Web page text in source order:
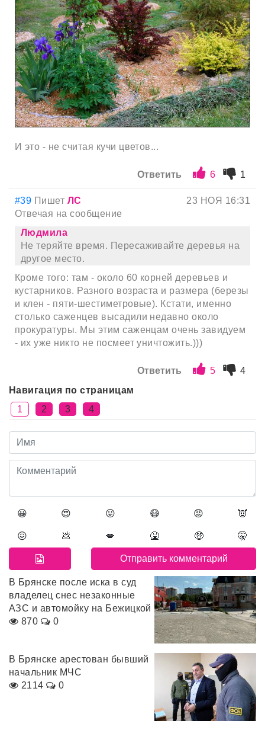
И это - не считая кучи цветов...
Ответить 6 1
#39 Пишет ЛС
23 НОЯ 16:31
Отвечая на сообщение
Людмила
Не теряйте время. Пересаживайте деревья на
другое место.
Кроме того: там - около 60 корней деревьев и
кустарников. Разного возраста и размера (березы
и клен - пяти-шестиметровые). Кстати, именно
столько саженцев высадили недавно около
прокуратуры. Мы этим саженцам очень завидуем
- их уже никто не посмеет уничтожить.)))
Ответить 5
4
Навигация по страницам
1
2 3 4
😀 😍 😛 😷 😡 👿
😖 💩 💋 🤮 🤑 🤫
В Брянске после иска в суд
владелец снес незаконные
АЗС и автомойку на Бежицкой
870
0
В Брянске арестован бывший
начальник МЧС
2114
0